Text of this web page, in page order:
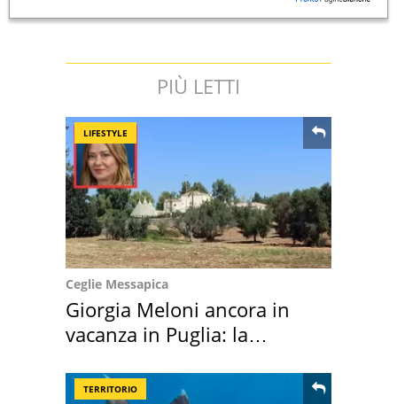
PIÙ LETTI
LIFESTYLE
Ceglie Messapica
Giorgia Meloni ancora in
vacanza in Puglia: la
TERRITORIO